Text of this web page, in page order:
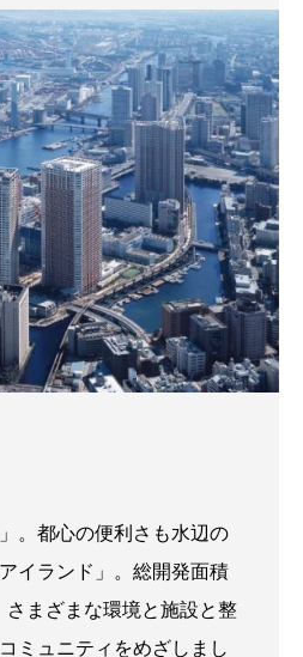
。都心の便利さも水辺の
イランド」。総開発面積
さまざまな環境と施設と整
ミュニティをめざしまし